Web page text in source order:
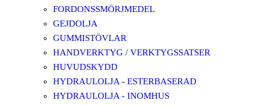
FORDONSSMÖRJMEDEL
GEJDOLJA
GUMMISTÖVLAR
HANDVERKTYG / VERKTYGSSATSER
HUVUDSKYDD
HYDRAULOLJA - ESTERBASERAD
HYDRAULOLJA - INOMHUS